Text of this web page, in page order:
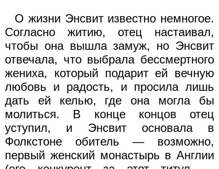
О жизни Энсвит известно немногое.
Согласно житию, отец настаивал,
чтобы она вышла замуж, но Энсвит
отвечала, что выбрала бессмертного
жениха, который подарит ей вечную
любовь и радость, и просила лишь
дать ей келью, где она могла бы
молиться. В конце концов отец
уступил, и Энсвит основала в
Фолкстоне обитель — возможно,
первый женский монастырь в Англии